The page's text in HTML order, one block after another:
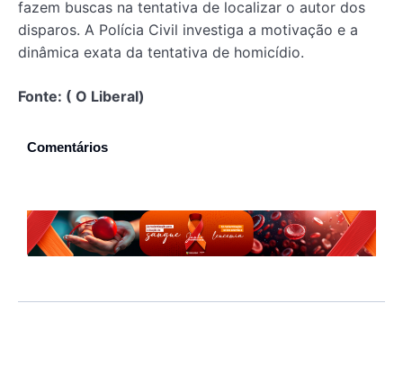
fazem buscas na tentativa de localizar o autor dos
disparos. A Polícia Civil investiga a motivação e a
dinâmica exata da tentativa de homicídio.
Fonte: ( O Liberal)
Comentários